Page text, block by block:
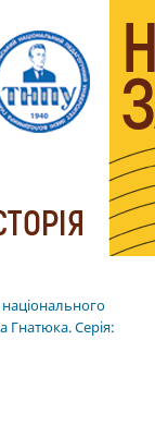
Гнатюка. Cерія: